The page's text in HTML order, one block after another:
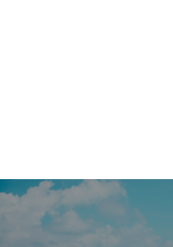
投